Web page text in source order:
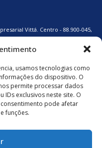
usamos tecnologias como
do dispositivo. O
permite processar dados
exclusivos neste site. O
pode afetar
funções.
Vittá. Centro - 88.900-045,